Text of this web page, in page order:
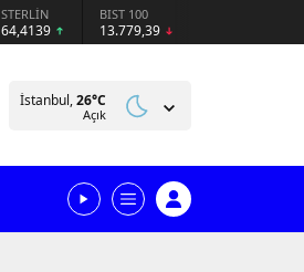
STERLİN
64,4139
BIST 100
13.779,39
İstanbul,26°C
Açık